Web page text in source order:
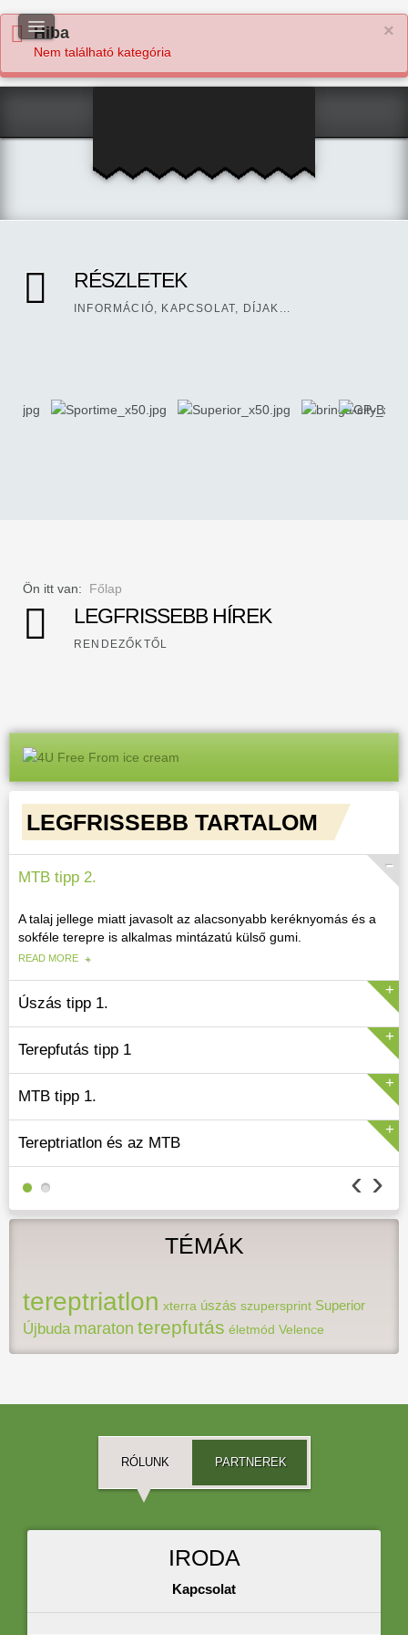
×
Hiba
Nem található kategória
RÉSZLETEK
INFORMÁCIÓ, KAPCSOLAT, DÍJAK...
Ön itt van: Főlap
LEGFRISSEBB HÍREK
RENDEZŐKTŐL
LEGFRISSEBB TARTALOM
MTB tipp 2.
A talaj jellege miatt javasolt az alacsonyabb keréknyomás és a
sokféle terepre is alkalmas mintázatú külső gumi.
READ MORE
Úszás tipp 1.
Terepfutás tipp 1
MTB tipp 1.
Tereptriatlon és az MTB
›
‹
TÉMÁK
tereptriatlon xterra úszás szupersprint Superior
Újbuda maraton terepfutás életmód Velence
RÓLUNK PARTNEREK
IRODA
Kapcsolat